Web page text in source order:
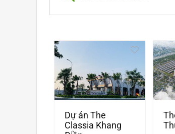
Dự án The
Classia Khang